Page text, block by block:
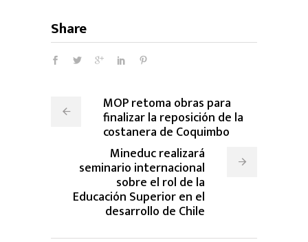
Share
MOP retoma obras para
finalizar la reposición de la
costanera de Coquimbo
Mineduc realizará
seminario internacional
sobre el rol de la
Educación Superior en el
desarrollo de Chile